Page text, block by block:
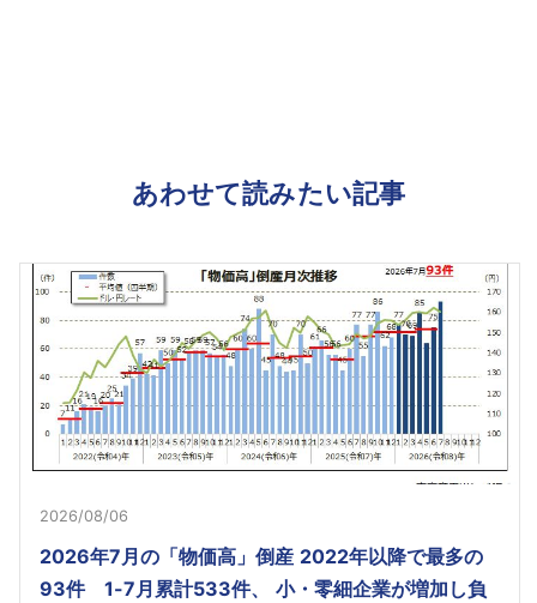
あわせて読みたい記事
2026/08/06
2026年7月の「物価高」倒産 2022年以降で最多の
93件 1-7月累計533件、 小・零細企業が増加し負